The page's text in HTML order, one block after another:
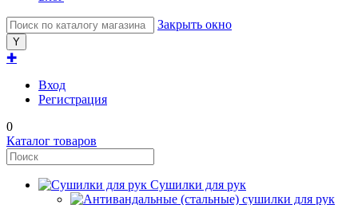
Закрыть окно
✚
Вход
Регистрация
0
Каталог товаров
Сушилки для рук